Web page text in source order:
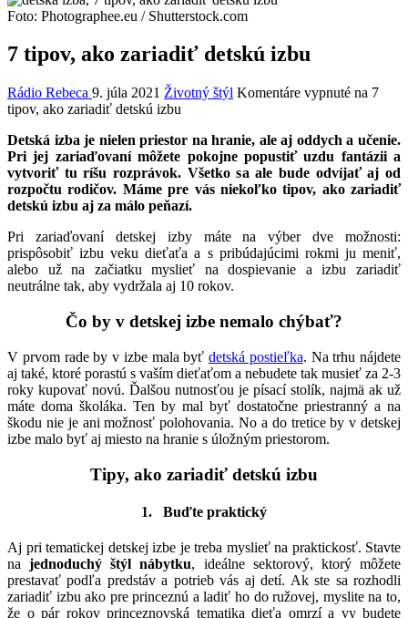
Foto: Photographee.eu / Shutterstock.com
7 tipov, ako zariadiť detskú izbu
Rádio Rebeca 9. júla 2021 Životný štýl Komentáre vypnuté na 7
tipov, ako zariadiť detskú izbu
Detská izba je nielen priestor na hranie, ale aj oddych a učenie.
Pri jej zariaďovaní môžete pokojne popustiť uzdu fantázii a
vytvoriť tu ríšu rozprávok. Všetko sa ale bude odvíjať aj od
rozpočtu rodičov. Máme pre vás niekoľko tipov, ako zariadiť
detskú izbu aj za málo peňazí.
Pri zariaďovaní detskej izby máte na výber dve možnosti:
prispôsobiť izbu veku dieťaťa a s pribúdajúcimi rokmi ju meniť,
alebo už na začiatku myslieť na dospievanie a izbu zariadiť
neutrálne tak, aby vydržala aj 10 rokov.
Čo by v detskej izbe nemalo chýbať?
V prvom rade by v izbe mala byť detská postieľka. Na trhu nájdete
aj také, ktoré porastú s vaším dieťaťom a nebudete tak musieť za 2-3
roky kupovať novú. Ďalšou nutnosťou je písací stolík, najmä ak už
máte doma školáka. Ten by mal byť dostatočne priestranný a na
škodu nie je ani možnosť polohovania. No a do tretice by v detskej
izbe malo byť aj miesto na hranie s úložným priestorom.
Tipy, ako zariadiť detskú izbu
1. Buďte praktický
Aj pri tematickej detskej izbe je treba myslieť na praktickosť. Stavte
najednoduchý štýl nábytku, ideálne sektorový, ktorý môžete
prestavať podľa predstáv a potrieb vás aj detí. Ak ste sa rozhodli
zariadiť izbu ako pre princeznú a ladiť ho do ružovej, myslite na to,
že o pár rokov princeznovská tematika dieťa omrzí a vy budete